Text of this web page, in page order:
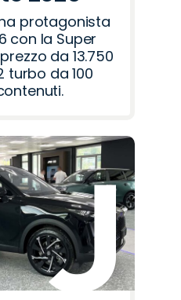
protagonista
con la Super
da 13.750
turbo da 100